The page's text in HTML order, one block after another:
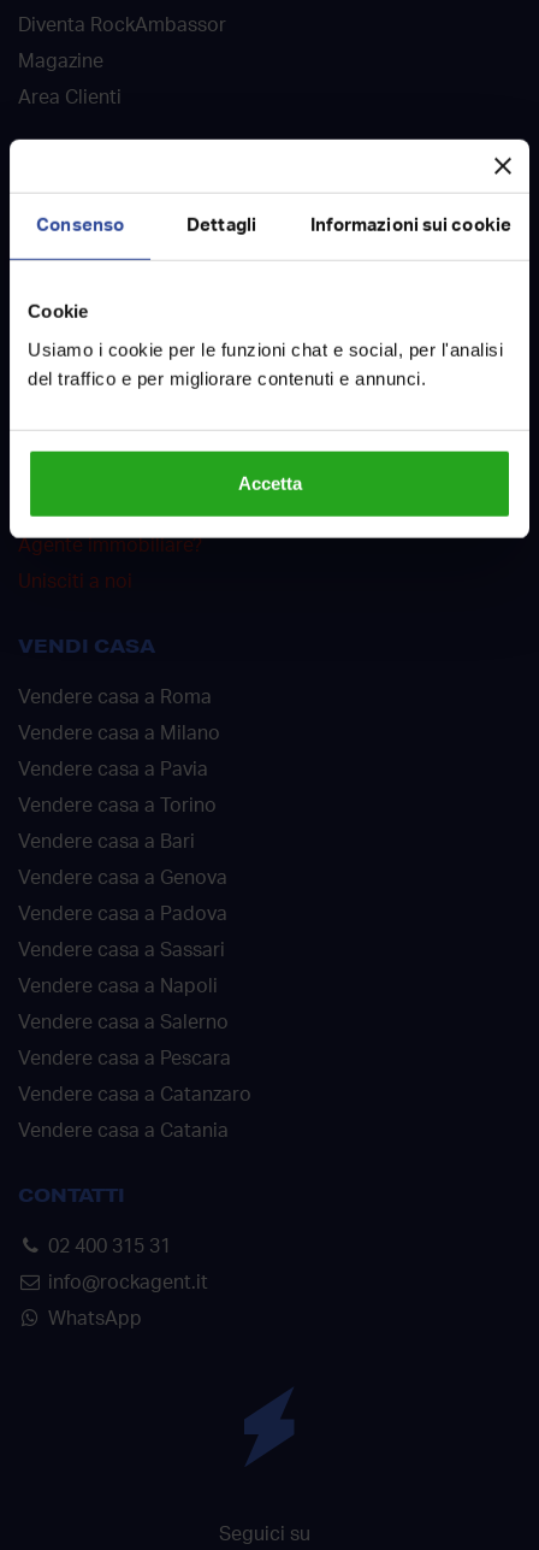
Consenso Dettagli Informazioni sui cookie
Cookie
Usiamo i cookie per le funzioni chat e social, per l'analisi
del traffico e per migliorare contenuti e annunci.
Accetta
Diventa RockAmbassor
Magazine
Area Clienti
Agenzie immobiliari
Case vendute
Case affittate
LAVORA CON NOI
Agente immobiliare?
Unisciti a noi
VENDI CASA
Vendere casa a Roma
Vendere casa a Milano
Vendere casa a Pavia
Vendere casa a Torino
Vendere casa a Bari
Vendere casa a Genova
Vendere casa a Padova
Vendere casa a Sassari
Vendere casa a Napoli
Vendere casa a Salerno
Vendere casa a Pescara
Vendere casa a Catanzaro
Vendere casa a Catania
CONTATTI
02 400 315 31
info@rockagent.it
WhatsApp
Seguici su